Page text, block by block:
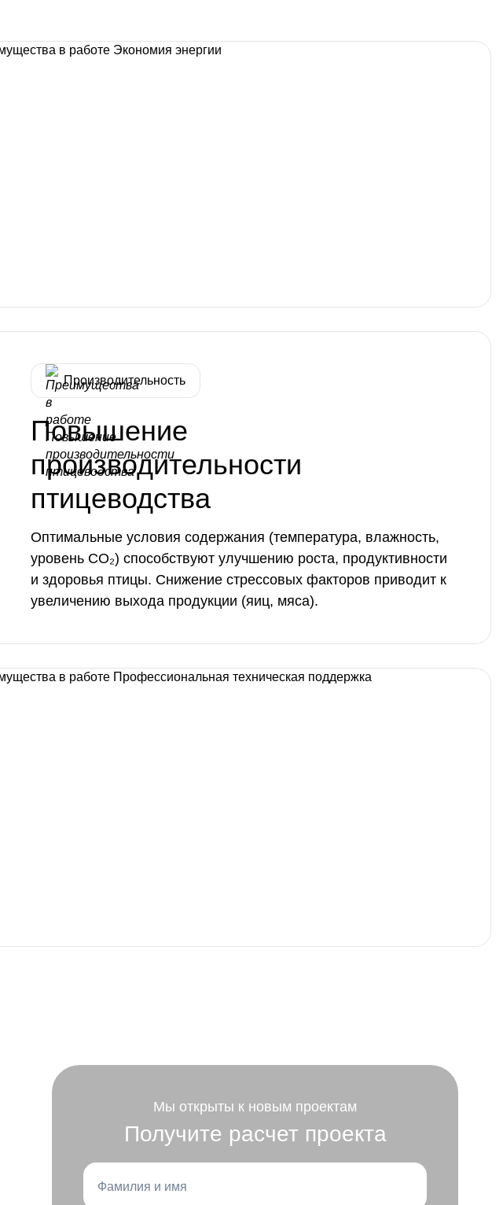
Производительность
Повышение
производительности
птицеводства
Оптимальные условия содержания (температура, влажность,
уровень CO₂) способствуют улучшению роста, продуктивности
и здоровья птицы. Снижение стрессовых факторов приводит к
увеличению выхода продукции (яиц, мяса).
Мы открыты к новым проектам
Получите расчет проекта
Фамилия и имя